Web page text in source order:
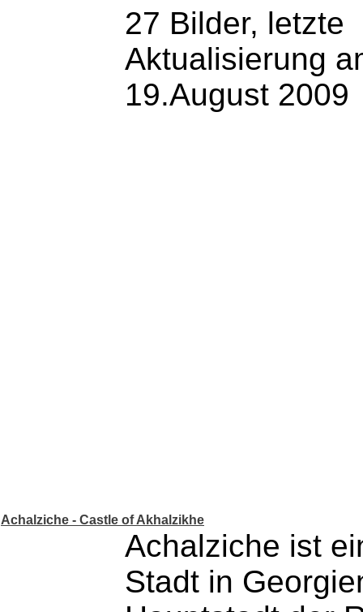
27 Bilder, letzte
Aktualisierung
19.August 2009
Achalziche - Castle of Akhalzikhe
Achalziche ist
Stadt in